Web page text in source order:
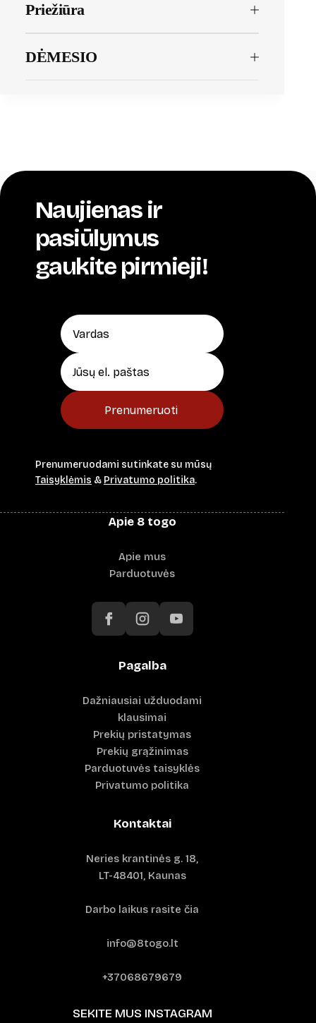
Priežiūra
DĖMESIO
Naujienas ir
pasiūlymus
gaukite pirmieji!
Prenumeruoti
Prenumeruodami sutinkate su mūsų
Taisyklėmis & Privatumo politika.
Apie 8 togo
Apie mus
Parduotuvės
Pagalba
Dažniausiai užduodami
klausimai
Prekių pristatymas
Prekių grąžinimas
Parduotuvės taisyklės
Privatumo politika
Kontaktai
Neries krantinės g. 18,
LT-48401, Kaunas
Darbo laikus rasite čia
info@8togo.lt
+37068679679
SEKITE MUS INSTAGRAM